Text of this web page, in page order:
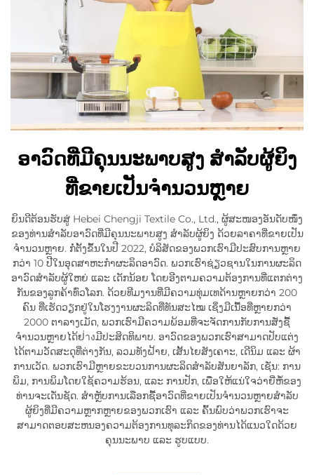
ອາວົດທີ່ມີຄຸນນະພາບສູງ ສຳລັບຜູ້ຍິງ
ທີ່ຂາຍເປັນຈຳນວນຫຼາຍ
ຍິນດີຕ້ອນຮັບສູ່ Hebei Chengji Textile Co., Ltd., ຜູ້ສະໜອງອັນດັບໜຶ່ງ
ຂອງທ່ານສຳລັບອາວົດທີ່ມີຄຸນນະພາບສູງ ສຳລັບຜູ້ຍິງ ດ້ວຍລາຄາທີ່ຂາຍເປັນ
ຈຳນວນຫຼາຍ. ກໍ່ຕັ້ງຂຶ້ນໃນປີ 2022, ບໍລິສັດຂອງພວກເຮົາມີປະສົບການຫຼາຍ
ກວ່າ 10 ປີໃນອຸດສາຫະກຳຜະລິດອາວົດ. ພວກເຮົາຊ່ຽວຊານໃນການຜະລິດ
ອາວົດສຳລັບຜູ້ໃຫຍ່ ແລະ ເດັກນ້ອຍ ໂດຍອີງຕາມຄວາມຕ້ອງການທີ່ແຕກຕ່າງ
ກັນຂອງລູກຄ້າທົ່ວໂລກ. ດ້ວຍທີມງານທີ່ມີຄວາມທຸ່ມເທດ້ານຫຼາຍກວ່າ 200
ຄົນ ທີ່ເຮັດວຽກຢູ່ໃນໂຮງງານຜະລິດທີ່ທັນສະໄໝ ເຊິ່ງມີເນື້ອທີ່ຫຼາຍກວ່າ
2000 ຕາລາງເມັດ, ພວກເຮົາມີຄວາມພ້ອມທີ່ຈະຈັດການກັບການສັ່ງຊື້
ຈຳນວນຫຼາຍໄດ້ຢ่างມີປະສິດທິພາບ. ອາວົດຂອງພວກເຮົາສາມາດປັບແຕ່ງ
ໄດ້ຕາມວັດສະດຸທີ່ຕ່າງກັນ, ລວມທັງຝ້າຍ, ເສັ້ນໄຍສັງເຄາະ, ເດີນິມ ແລະ ຜ້າ
ການເວັດ. ພວກເຮົາມີຫຼາຍຂະບວນການຜະລິດສຳລັບສັນຍາລັກ, ເຊັ່ນ: ການ
ພິມ, ການພິມໂດຍໃຊ້ຄວາມຮ້ອນ, ແລະ ການປັກ, ເພື່ອໃຫ້ແນ່ໃຈວ່າຍີ່ຫໍ້ຂອງ
ທ່ານຈະເດັ່ນຊັດ. ສຳຫຼັບການເລືອກຊື້ອາວົດທີ່ຂາຍເປັນຈຳນວນຫຼາຍສຳລັບ
ຜູ້ຍິງທີ່ມີຄວາມຫຼາກຫຼາຍຂອງພວກເຮົາ ແລະ ຄົ້ນພົບວ່າພວກເຮົາຈະ
ສາມາດຕອບສະຫນອງຄວາມຕ້ອງການທຸລະກິດຂອງທ່ານໄດ້ແນວໃດດ້ວຍ
ຄຸນນະພາບ ແລະ ຮູບແບບ.